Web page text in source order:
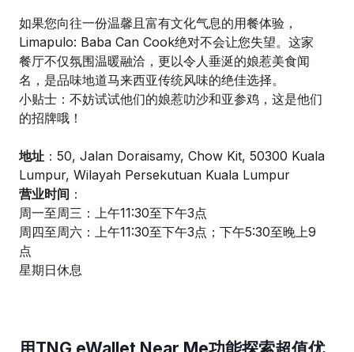
如果您向往一份温馨且富有文化气息的用餐体验，
Limapulo: Baba Can Cook绝对不会让您失望。这家
餐厅不仅氛围温暖融洽，更以令人垂涎的娘惹美食闻
名，是品味地道马来西亚传统风味的绝佳选择。
小贴士：不妨试试他们的娘惹叻沙和亚参鸡，这是他们
的招牌哦！
地址 ：50, Jalan Doraisamy, Chow Kit, 50300 Kuala
Lumpur, Wilayah Persekutuan Kuala Lumpur
营业时间 ：
周一至周三：上午11:30至下午3点
周四至周六：上午11:30至下午3点；下午5:30至晚上9
点
星期日休息